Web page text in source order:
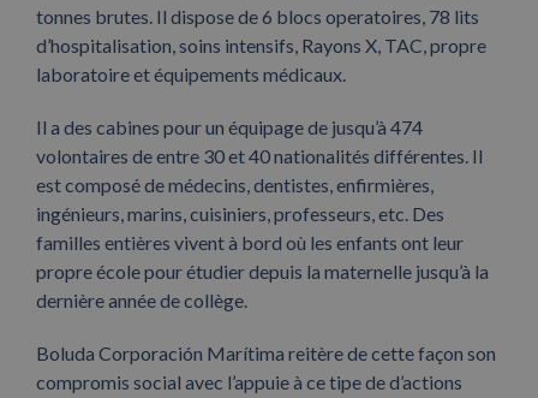
tonnes brutes. Il dispose de 6 blocs operatoires, 78 lits
d’hospitalisation, soins intensifs, Rayons X, TAC, propre
laboratoire et équipements médicaux.
Il a des cabines pour un équipage de jusqu’à 474
volontaires de entre 30 et 40 nationalités différentes. Il
est composé de médecins, dentistes, enfirmières,
ingénieurs, marins, cuisiniers, professeurs, etc. Des
familles entières vivent à bord où les enfants ont leur
propre école pour étudier depuis la maternelle jusqu’à la
dernière année de collège.
Boluda Corporación Marítima reitère de cette façon son
compromis social avec l’appuie à ce tipe de d’actions